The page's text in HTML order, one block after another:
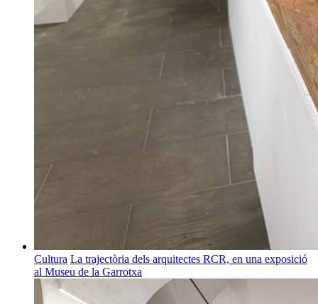
Cultura La trajectòria dels arquitectes RCR, en una exposició
al Museu de la Garrotxa